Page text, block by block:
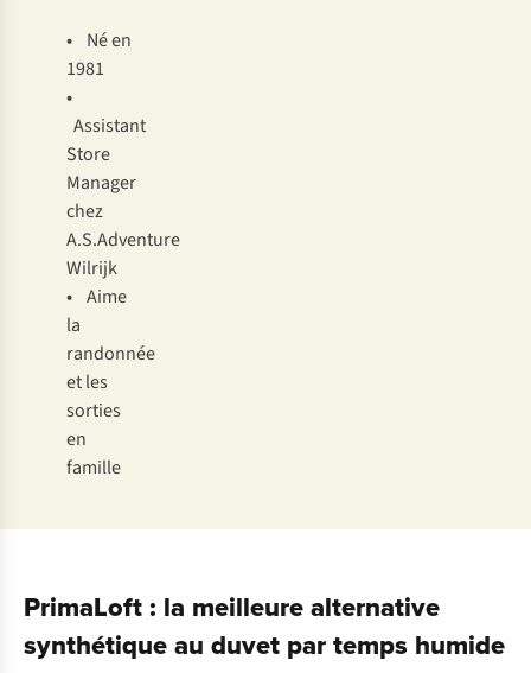
• Né en
1981
•
Assistant
Store
Manager
chez
A.S.Adventure
Wilrijk
• Aime
la
randonnée
et les
sorties
en
famille
PrimaLoft : la meilleure alternative
synthétique au duvet par temps humide